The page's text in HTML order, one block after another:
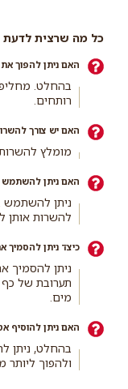
כל מה שרצית לדעת
האם ניתן להפוך
בהחלט.
רותחים.
האם יש צורך
מומלץ
האם ניתן להשתמש
ניתן להשתמש
להשרות אותן
כיצד ניתן להסמיך
ניתן להסמיך
מים.
האם ניתן להוסיף
בהחלט, ניתן
ולהפוך ליותר